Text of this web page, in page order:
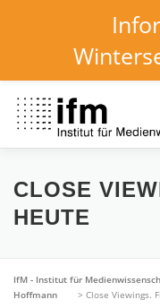
Inhalt
springen
HOME NEWS
CLOSE
HEUTE
IfM - Institut für
Hoffmann
> Close Viewings.